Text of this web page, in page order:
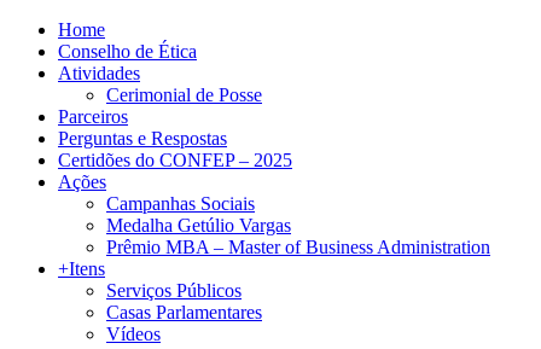
Home
Conselho de Ética
Atividades
Cerimonial de Posse
Parceiros
Perguntas e Respostas
Certidões do CONFEP – 2025
Ações
Campanhas Sociais
Medalha Getúlio Vargas
Prêmio MBA – Master of Business Administration
+Itens
Serviços Públicos
Casas Parlamentares
Vídeos